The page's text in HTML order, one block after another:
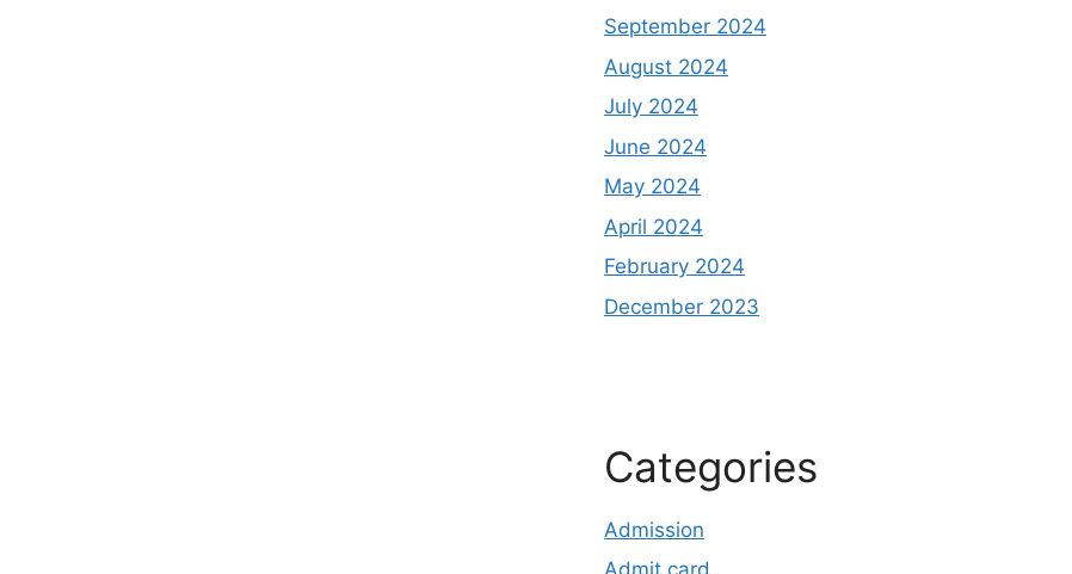
September 2024
August 2024
July 2024
June 2024
May 2024
April 2024
February 2024
December 2023
Categories
Admission
Admit card